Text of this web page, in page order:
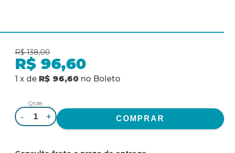
R$ 138,00
R$ 96,60
1 x de R$ 96,60 no Boleto
Qtde.
- +